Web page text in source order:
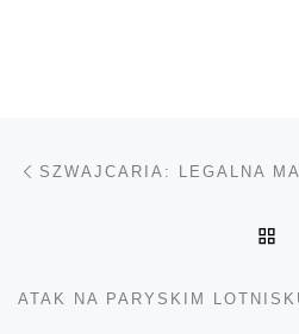
Nawigacja wpisu